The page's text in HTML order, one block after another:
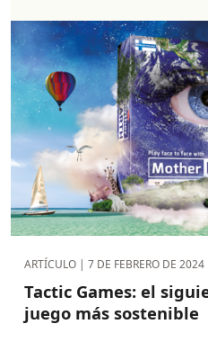
ARTÍCULO | 7 DE FEBRERO DE 2024
Tactic Games: el
juego más sostenible